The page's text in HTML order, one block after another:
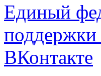
Единый
поддержки
ВКонтакте